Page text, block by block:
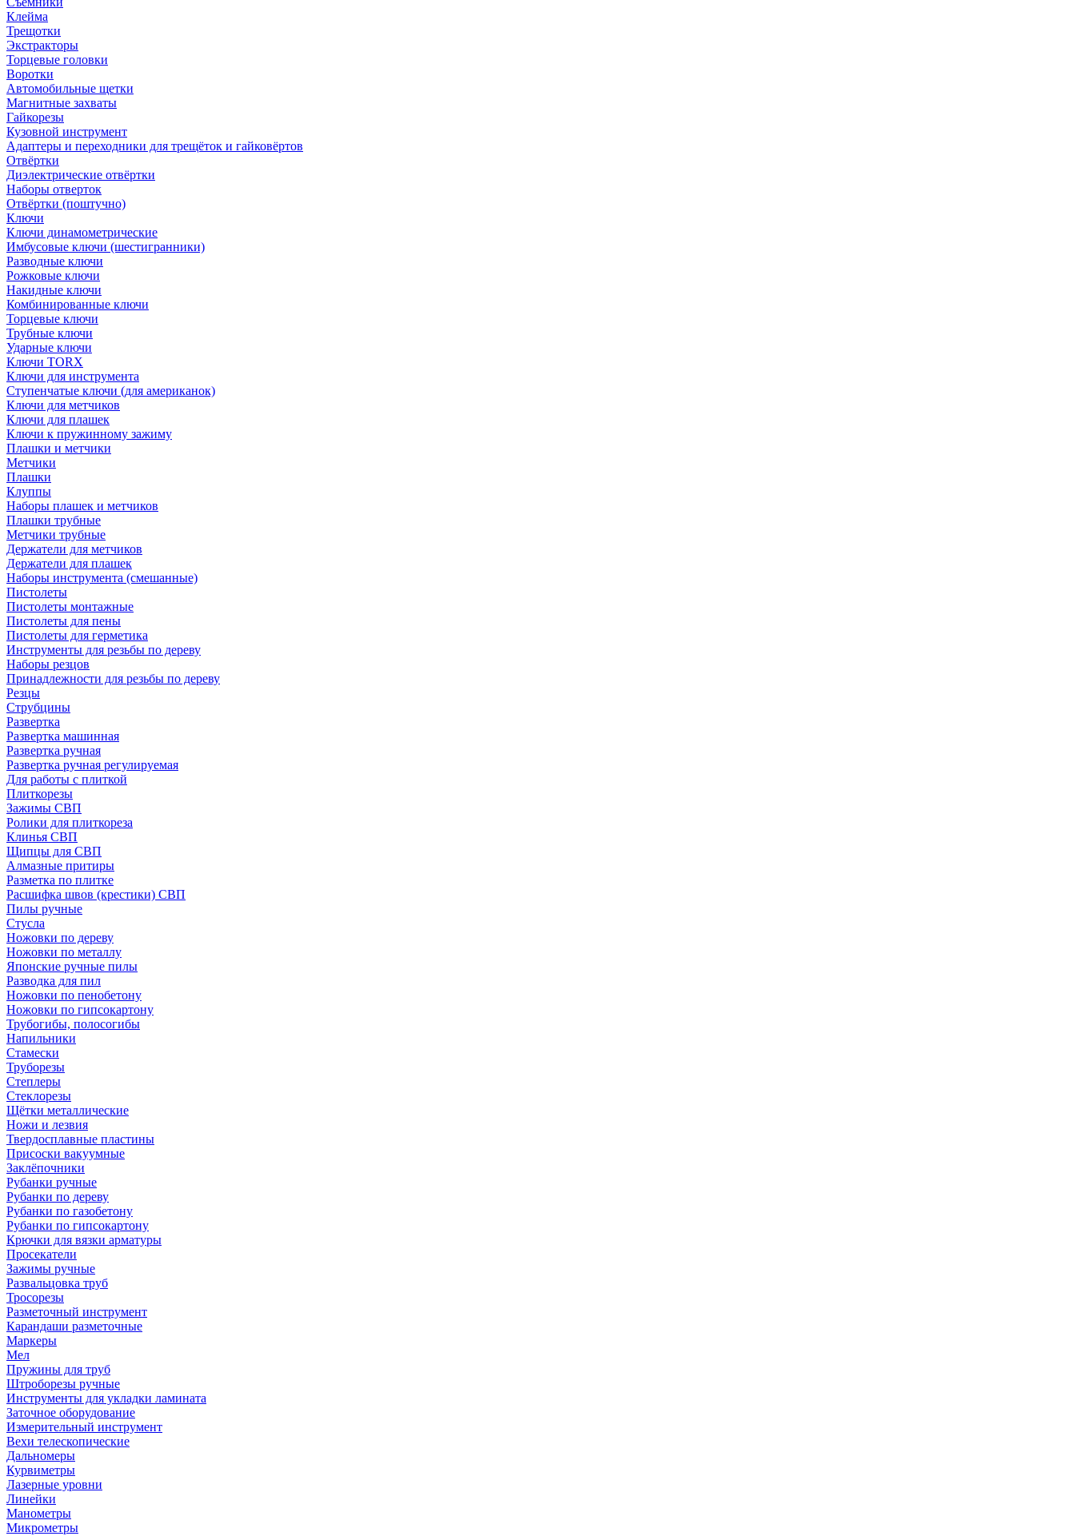
Клейма
Трещотки
Экстракторы
Торцевые головки
Воротки
Автомобильные щетки
Магнитные захваты
Гайкорезы
Кузовной инструмент
Адаптеры и переходники для трещёток и гайковёртов
Отвёртки
Диэлектрические отвёртки
Наборы отверток
Отвёртки (поштучно)
Ключи
Ключи динамометрические
Имбусовые ключи (шестигранники)
Разводные ключи
Рожковые ключи
Накидные ключи
Комбинированные ключи
Торцевые ключи
Трубные ключи
Ударные ключи
Ключи TORX
Ключи для инструмента
Ступенчатые ключи (для американок)
Ключи для метчиков
Ключи для плашек
Ключи к пружинному зажиму
Плашки и метчики
Метчики
Плашки
Клуппы
Наборы плашек и метчиков
Плашки трубные
Метчики трубные
Держатели для метчиков
Держатели для плашек
Наборы инструмента (смешанные)
Пистолеты
Пистолеты монтажные
Пистолеты для пены
Пистолеты для герметика
Инструменты для резьбы по дереву
Наборы резцов
Принадлежности для резьбы по дереву
Резцы
Струбцины
Развертка
Развертка машинная
Развертка ручная
Развертка ручная регулируемая
Для работы с плиткой
Плиткорезы
Зажимы СВП
Ролики для плиткореза
Клинья СВП
Щипцы для СВП
Алмазные притиры
Разметка по плитке
Расшифка швов (крестики) СВП
Пилы ручные
Стусла
Ножовки по дереву
Ножовки по металлу
Японские ручные пилы
Разводка для пил
Ножовки по пенобетону
Ножовки по гипсокартону
Трубогибы, полосогибы
Напильники
Стамески
Труборезы
Степлеры
Стеклорезы
Щётки металлические
Ножи и лезвия
Твердосплавные пластины
Присоски вакуумные
Заклёпочники
Рубанки ручные
Рубанки по дереву
Рубанки по газобетону
Рубанки по гипсокартону
Крючки для вязки арматуры
Просекатели
Зажимы ручные
Развальцовка труб
Тросорезы
Разметочный инструмент
Карандаши разметочные
Маркеры
Мел
Пружины для труб
Штроборезы ручные
Инструменты для укладки ламината
Заточное оборудование
Измерительный инструмент
Вехи телескопические
Дальномеры
Курвиметры
Лазерные уровни
Линейки
Манометры
Микрометры